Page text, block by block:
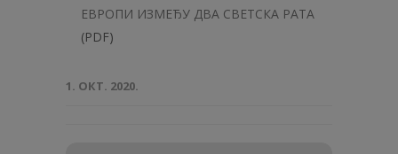
ЕВРОПИ ИЗМЕЂУ ДВА СВЕТСКА РАТА
(PDF)
1. ОКТ. 2020.